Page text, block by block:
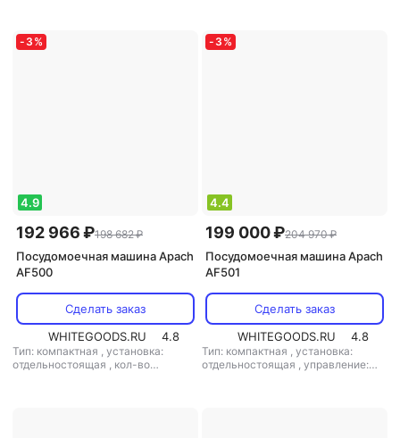
- 3 %
4.9
192 966 ₽198 682 ₽
Посудомоечная машина Apach
AF500
Сделать заказ
WHITEGOODS.RU
4.8
Тип: компактная , установка:
отдельностоящая , кол-во
- 3 %
4.4
199 000 ₽204 970 ₽
Посудомоечная машина Apach
AF501
Сделать заказ
WHITEGOODS.RU
4.8
Тип: компактная , установка:
отдельностоящая , управление: